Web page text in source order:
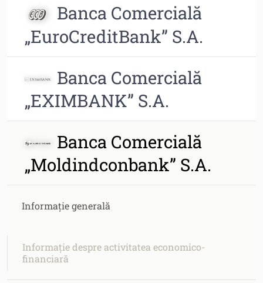
Banca Comercială
„EuroCreditBank” S.A.
Banca Comercială
„EXIMBANK” S.A.
Banca Comercială
„Moldindconbank” S.A.
Informație generală
Informație despre activitatea economico-
financiară